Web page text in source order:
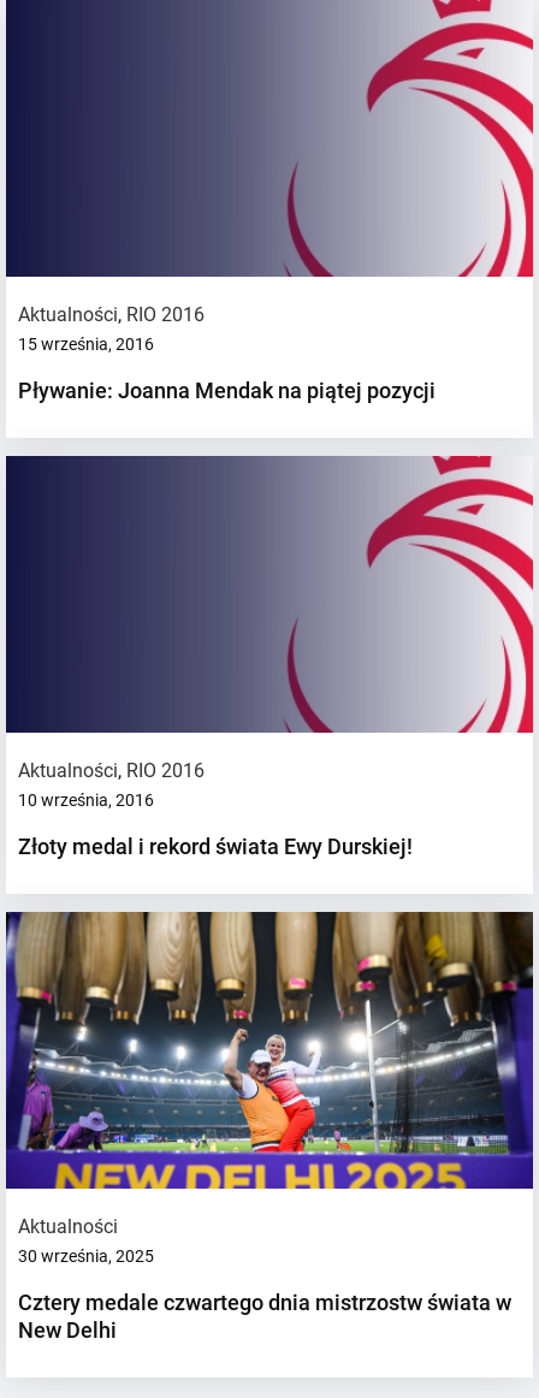
Aktualności, RIO 2016
15 września, 2016
Pływanie: Joanna Mendak na piątej pozycji
Aktualności, RIO 2016
10 września, 2016
Złoty medal i rekord świata Ewy Durskiej!
Aktualności
30 września, 2025
Cztery medale czwartego dnia mistrzostw świata w
New Delhi